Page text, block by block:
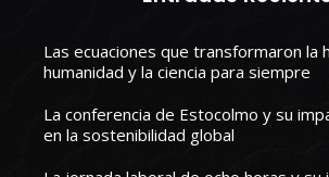
Las ecuaciones que transformaron la
humanidad y la ciencia para siempre
La conferencia de Estocolmo y su
en la sostenibilidad global